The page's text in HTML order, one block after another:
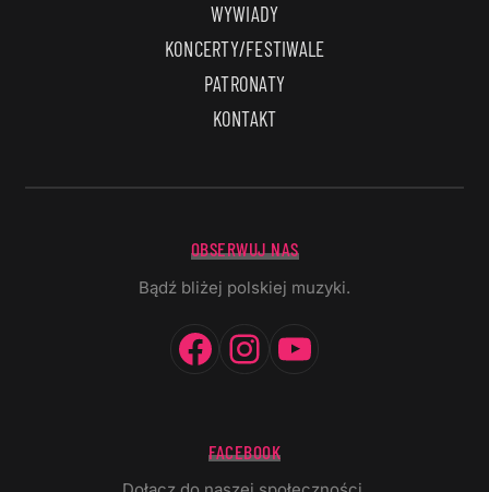
WYWIADY
KONCERTY/FESTIWALE
PATRONATY
KONTAKT
OBSERWUJ NAS
Bądź bliżej polskiej muzyki.
Facebook
Instagram
FACEBOOK